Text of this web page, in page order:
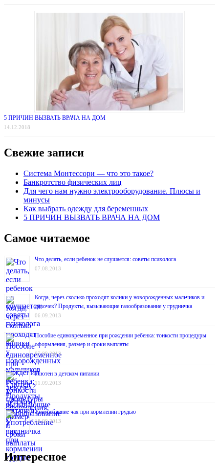
5 ПРИЧИН ВЫЗВАТЬ ВРАЧА НА ДОМ
14.12.2018
Свежие записи
Система Монтессори — что это такое?
Банкротство физических лиц
Для чего нам нужно электрооборудование. Плюсы и
минусы
Как выбрать одежду для беременных
5 ПРИЧИН ВЫЗВАТЬ ВРАЧА НА ДОМ
Самое читаемое
Что делать, если ребенок не слушается: советы психолога
07.08.2013
Когда, через сколько проходят колики у новорожденных мальчиков и
девочек? Продукты, вызывающие газообразование у грудничка
06.09.2013
Пособие единовременное при рождении ребенка: тонкости процедуры
оформления, размер и сроки выплаты
07.09.2013
Глютен в детском питании
11.09.2013
Употребление чая при кормлении грудью
18.09.2013
Интересное